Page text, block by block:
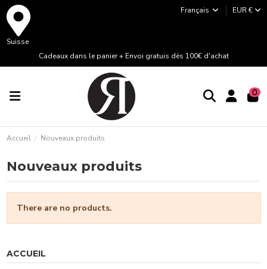
Suisse
Cadeaux dans le panier + Envoi gratuis dès 100€ d'achat
Français EUR €
0
Accueil Nouveaux produits
Nouveaux produits
There are no products.
ACCUEIL